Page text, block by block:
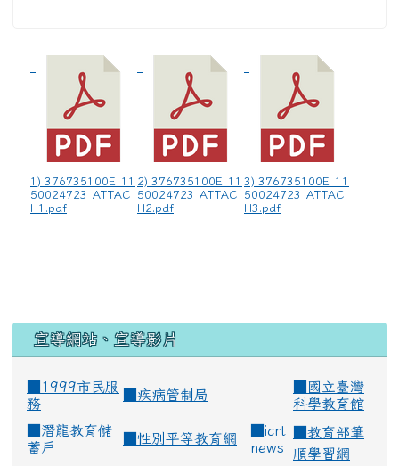
1) 376735100E_11
50024723_ATTAC
H1.pdf
2) 376735100E_11
50024723_ATTAC
H2.pdf
3) 376735100E_11
50024723_ATTAC
H3.pdf
宣導網站、宣導影片
■1999市民服
務
疾病管制局
國立臺灣
科學教育館
潛龍教育儲
蓄戶
性別平等教育網
icrt
news
教育部筆
順學習網